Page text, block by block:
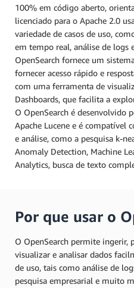
100% em código aberto,
licenciado para o Apache 2.0
variedade de casos de uso,
em tempo real, análise de logs
OpenSearch fornece um
fornecer acesso rápido e
com uma ferramenta de
Dashboards, que facilita a
O OpenSearch é desenvolvido
Apache Lucene e é compatível
e análise, como a pesquisa k-
Anomaly Detection, Machine
Analytics, busca de texto
Por que usar o
O OpenSearch permite ingerir,
visualizar e analisar dados
de uso, tais como análise de
pesquisa empresarial e muito